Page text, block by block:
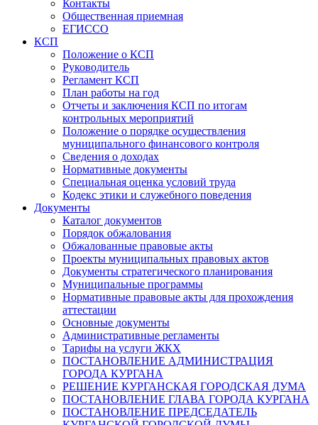
Контакты
Общественная приемная
ЕГИССО
КСП
Положение о КСП
Руководитель
Регламент КСП
План работы на год
Отчеты и заключения КСП по итогам
контрольных мероприятий
Положение о порядке осуществления
муниципального финансового контроля
Сведения о доходах
Нормативные документы
Специальная оценка условий труда
Кодекс этики и служебного поведения
Документы
Каталог документов
Порядок обжалования
Обжалованные правовые акты
Проекты муниципальных правовых актов
Документы стратегического планирования
Муниципальные программы
Нормативные правовые акты для прохождения
аттестации
Основные документы
Административные регламенты
Тарифы на услуги ЖКХ
ПОСТАНОВЛЕНИЕ АДМИНИСТРАЦИЯ
ГОРОДА КУРГАНА
РЕШЕНИЕ КУРГАНСКАЯ ГОРОДСКАЯ ДУМА
ПОСТАНОВЛЕНИЕ ГЛАВА ГОРОДА КУРГАНА
ПОСТАНОВЛЕНИЕ ПРЕДСЕДАТЕЛЬ